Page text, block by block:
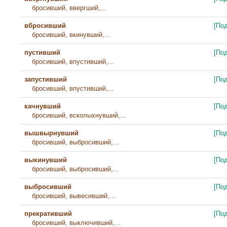
бросивший, ввергший,...
вбросивший
бросивший, вкинувший,...
пустивший
бросивший, впустивший,...
запустивший
бросивший, впустивший,...
качнувший
бросивший, всколыхнувший,...
вышвырнувший
бросивший, выбросивший,...
выкинувший
бросивший, выбросивший,...
выбросивший
бросивший, вывесивший,...
прекративший
бросивший, выключивший,...